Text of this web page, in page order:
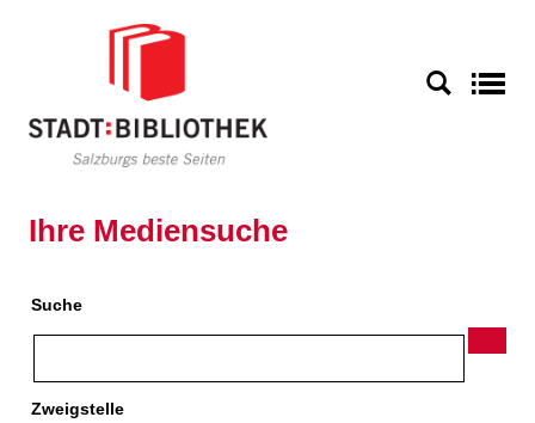
Ihre Mediensuche
Suche
Zweigstelle